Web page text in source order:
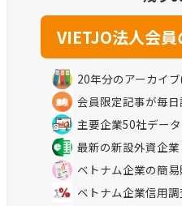
20年分のアーカイ
会員限定記事が毎日
主要企業50社デー
最新の新設外資企
ベトナム企業の簡
ベトナム企業信用